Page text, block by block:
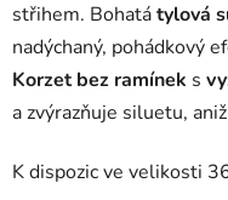
střihem. Bohatátylová
nadýchaný, pohádkový
Korzet bez ramínek s
a zvýrazňuje siluetu,
K dispozic ve velikosti